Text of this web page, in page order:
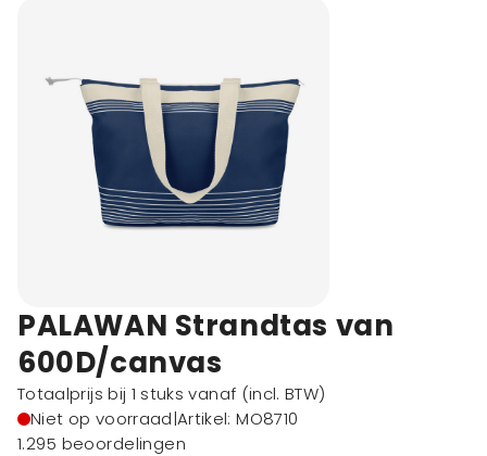
PALAWAN Strandtas van
600D/canvas
Totaalprijs bij 1 stuks vanaf (incl. BTW)
Niet op voorraad|Artikel: MO8710
1.295 beoordelingen